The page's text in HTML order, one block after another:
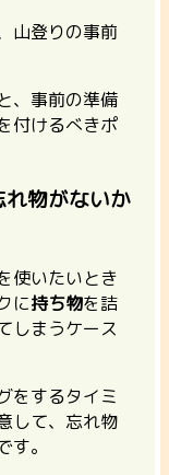
山登りの事前
、事前の準備
付けるべきポ
物がないか
使いたいとき
に持ち物を詰
しまうケース
をするタイミ
して、忘れ物
。